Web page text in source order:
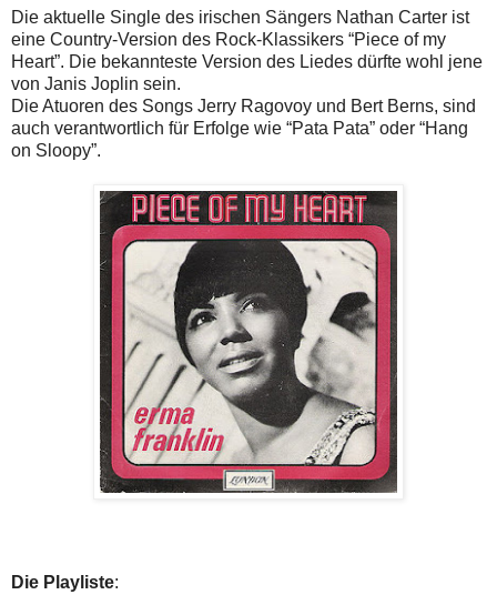
Die aktuelle Single des irischen Sängers Nathan Carter ist
eine Country-Version des Rock-Klassikers “Piece of my
Heart”. Die bekannteste Version des Liedes dürfte wohl jene
von Janis Joplin sein.
Die Atuoren des Songs Jerry Ragovoy und Bert Berns, sind
auch verantwortlich für Erfolge wie “Pata Pata” oder “Hang
on Sloopy”.
Die Playliste: